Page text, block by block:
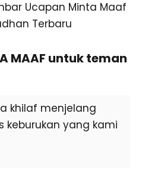
MAAF untuk teman
khilaf menjelang
keburukan yang kami